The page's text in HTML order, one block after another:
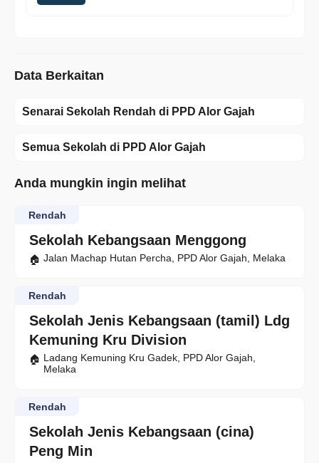
Data Berkaitan
Senarai Sekolah Rendah di PPD Alor Gajah
Semua Sekolah di PPD Alor Gajah
Anda mungkin ingin melihat
Sekolah Kebangsaan Menggong
Rendah
Jalan Machap Hutan Percha, PPD Alor Gajah, Melaka
Sekolah Jenis Kebangsaan (tamil) Ldg
Kemuning Kru Division
Rendah
Ladang Kemuning Kru Gadek, PPD Alor Gajah,
Melaka
Sekolah Jenis Kebangsaan (cina)
Peng Min
Rendah